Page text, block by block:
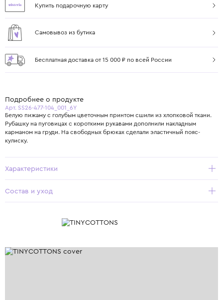
Купить подарочную карту
Самовывоз из бутика
Бесплатная доставка от 15 000 ₽ по всей России
Подробнее о продукте
Арт. SS26-477-104_001_6Y
Белую пижаму с голубым цветочным принтом сшили из хлопковой ткани.
Рубашку на пуговицах с короткими рукавами дополнили накладным
карманом на груди. На свободных брюках сделали эластичный пояс-
кулиску.
Характеристики
Состав и уход